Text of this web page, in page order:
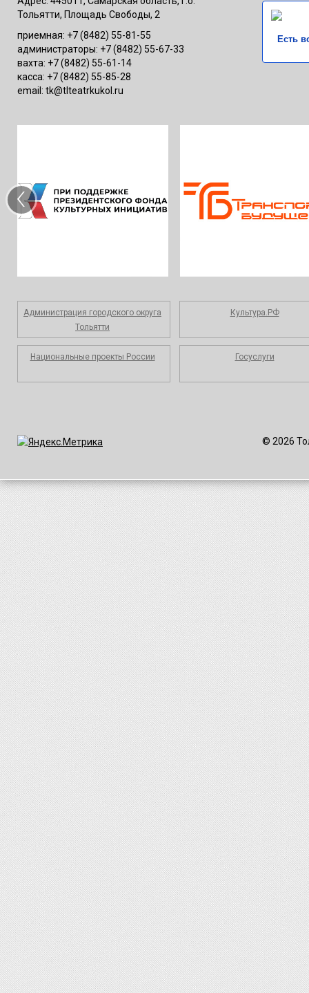
Тольятти, Площадь Свободы, 2
приемная: +7 (8482) 55-81-55
администраторы: +7 (8482) 55-67-33
вахта: +7 (8482) 55-61-14
касса: +7 (8482) 55-85-28
email: tk@tlteatrkukol.ru
Есть
‹
Администрация городского округа
Тольятти
Культура.РФ
Национальные проекты России Госуслуги
© 2026